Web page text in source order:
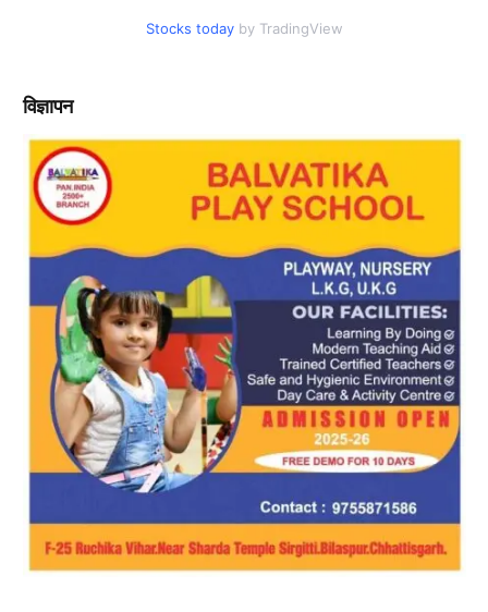
Stocks today by TradingView
विज्ञापन